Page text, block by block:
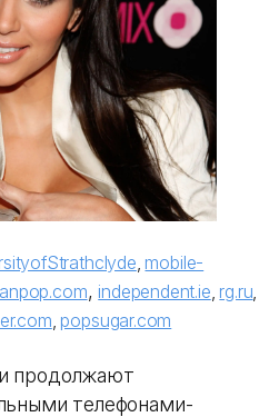
, mobile-
, independent.ie, rg.ru,
, popsugar.com
продолжают
телефонами-